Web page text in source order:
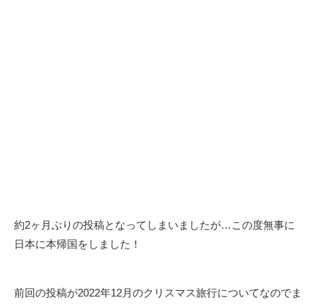
約2ヶ月ぶりの投稿となってしまいましたが…この度無事に
日本に本帰国をしました！
前回の投稿が2022年12月のクリスマス旅行についてなのでま